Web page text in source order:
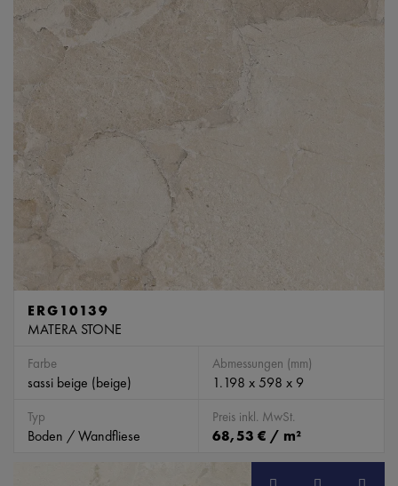
ERG10139
MATERA STONE
Farbe
sassi beige (beige)
Abmessungen (mm)
1.198 x 598 x 9
Typ
Boden / Wandfliese
Preis inkl. MwSt.
68,53 € / m²